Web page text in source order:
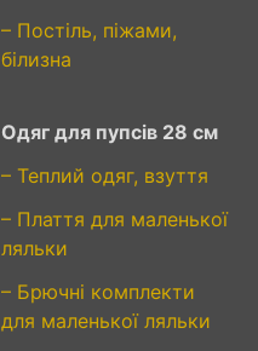
– Постіль, піжами,
білизна
Одяг для пупсів 28 см
– Теплий одяг, взуття
– Плаття для маленької
ляльки
– Брючні комплекти
для маленької ляльки